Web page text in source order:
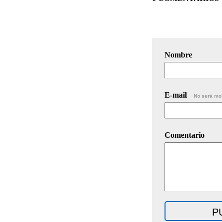
Nombre
E-mail No será
Comentario